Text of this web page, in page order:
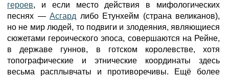
героев, и если место действия в мифологических
песнях — Асгард либо Етунхейм (страна великанов),
но не мир людей, то подвиги и злодеяния, являющиеся
сюжетами героического эпоса, совершаются на Рейне,
в державе гуннов, в готском королевстве, хотя
топографические и этнические координаты здесь
весьма расплывчаты и противоречивы. Ещё более